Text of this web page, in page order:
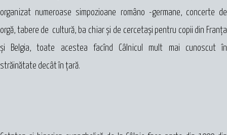
organizat numeroase simpozioane româno -germane, concerte de
orgă, tabere de cultură, ba chiar şi de cercetaşi pentru copii din Franţa
şi Belgia, toate acestea facînd Câlnicul mult mai cunoscut în
străinătate decât în ţară.